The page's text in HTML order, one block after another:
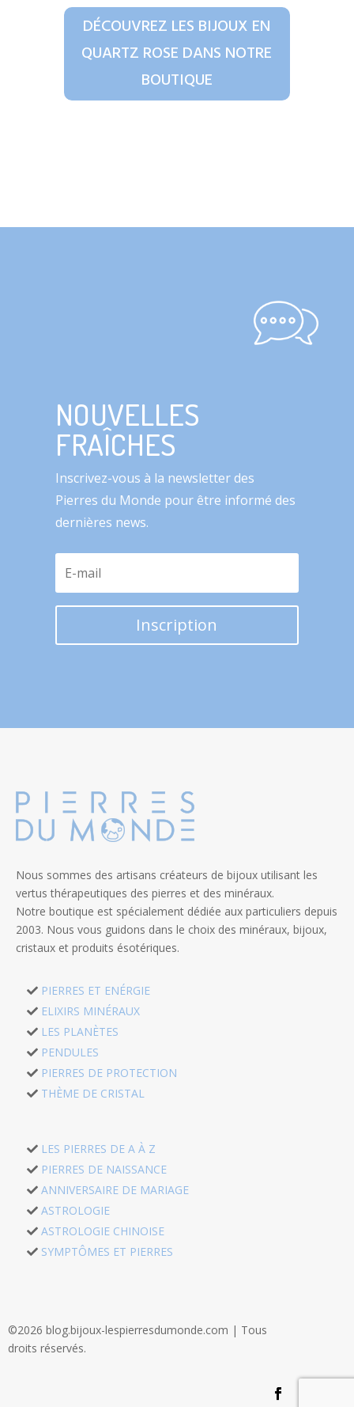
DÉCOUVREZ LES BIJOUX EN
QUARTZ ROSE DANS NOTRE
BOUTIQUE
NOUVELLES
FRAÎCHES
Inscrivez-vous à la newsletter des
Pierres du Monde pour être informé des
dernières news.
Inscription
Nous sommes des artisans créateurs de bijoux utilisant les
vertus thérapeutiques des pierres et des minéraux.
Notre boutique est spécialement dédiée aux particuliers depuis
2003. Nous vous guidons dans le choix des minéraux, bijoux,
cristaux et produits ésotériques.
PIERRES ET ENÉRGIE
ELIXIRS MINÉRAUX
LES PLANÈTES
PENDULES
PIERRES DE PROTECTION
THÈME DE CRISTAL
LES PIERRES DE A À Z
PIERRES DE NAISSANCE
ANNIVERSAIRE DE MARIAGE
ASTROLOGIE
ASTROLOGIE CHINOISE
SYMPTÔMES ET PIERRES
©2026 blog.bijoux-lespierresdumonde.com | Tous
droits réservés.